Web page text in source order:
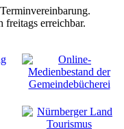
freitags erreichbar.